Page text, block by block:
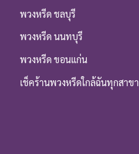
พวงหรีด ชลบุรี
พวงหรีด นนทบุรี
พวงหรีด ขอนแก่น
เช็คร้านพวงหรีดใกล้ฉันทุกสาขา